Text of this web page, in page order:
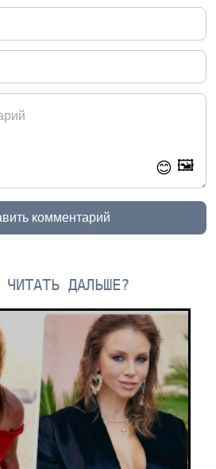
😊 🖼️
комментарий
ДАЛЬШЕ?